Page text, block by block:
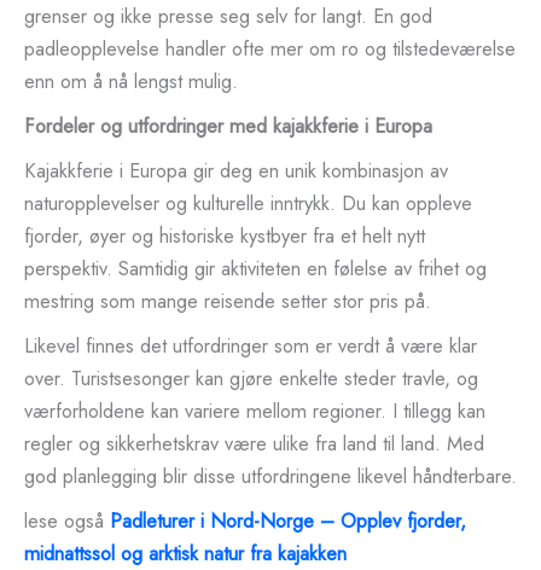
grenser og ikke presse seg selv for langt. En god
padleopplevelse handler ofte mer om ro og tilstedeværelse
enn om å nå lengst mulig.
Fordeler og utfordringer med kajakkferie i Europa
Kajakkferie i Europa gir deg en unik kombinasjon av
naturopplevelser og kulturelle inntrykk. Du kan oppleve
fjorder, øyer og historiske kystbyer fra et helt nytt
perspektiv. Samtidig gir aktiviteten en følelse av frihet og
mestring som mange reisende setter stor pris på.
Likevel finnes det utfordringer som er verdt å være klar
over. Turistsesonger kan gjøre enkelte steder travle, og
værforholdene kan variere mellom regioner. I tillegg kan
regler og sikkerhetskrav være ulike fra land til land. Med
god planlegging blir disse utfordringene likevel håndterbare.
lese også Padleturer i Nord-Norge – Opplev fjorder,
midnattssol og arktisk natur fra kajakken